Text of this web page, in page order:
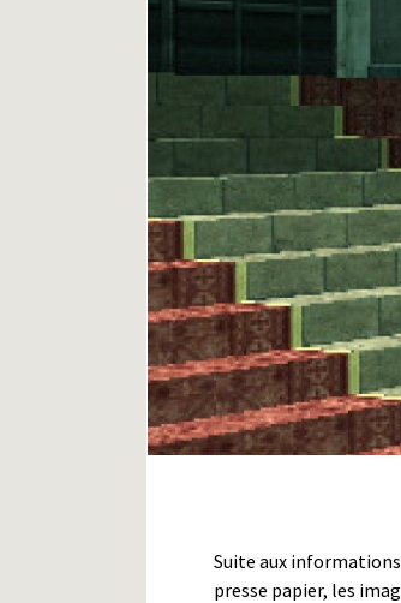
Suite aux
presse papier, les